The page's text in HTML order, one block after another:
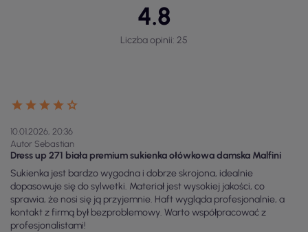
4.8
Liczba opinii: 25
10.01.2026, 20:36
Autor Sebastian
Dress up 271 biała premium sukienka ołówkowa damska Malfini
Sukienka jest bardzo wygodna i dobrze skrojona, idealnie
dopasowuje się do sylwetki. Materiał jest wysokiej jakości, co
sprawia, że nosi się ją przyjemnie. Haft wygląda profesjonalnie, a
kontakt z firmą był bezproblemowy. Warto współpracować z
profesjonalistami!